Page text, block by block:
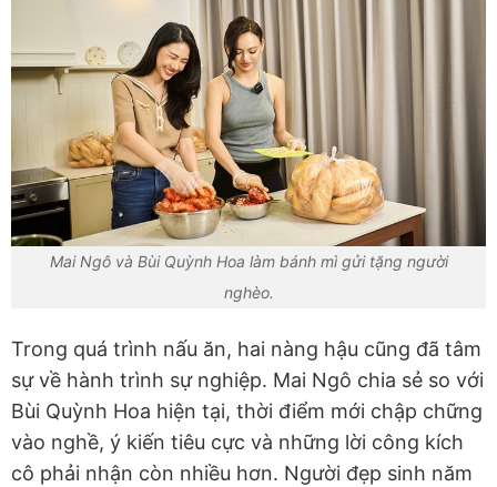
Mai Ngô và Bùi Quỳnh Hoa làm bánh mì gửi tặng người
nghèo.
Trong quá trình nấu ăn, hai nàng hậu cũng đã tâm
sự về hành trình sự nghiệp. Mai Ngô chia sẻ so với
Bùi Quỳnh Hoa hiện tại, thời điểm mới chập chững
vào nghề, ý kiến tiêu cực và những lời công kích
cô phải nhận còn nhiều hơn. Người đẹp sinh năm